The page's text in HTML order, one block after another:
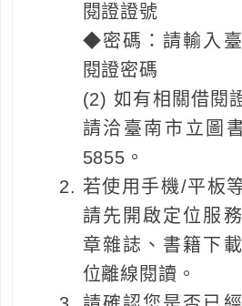
閱證證號
◆密碼：請輸入
閱證密碼
(2) 如有相關借閱
請洽臺南市立圖
5855。
若使用手機/平板
請先開啟定位服
章雜誌、書籍下
位離線閱讀。